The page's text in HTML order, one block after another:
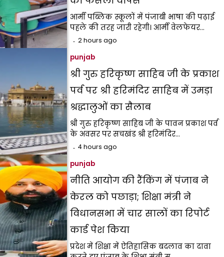
आर्मी पब्लिक स्कूलों में पंजाबी भाषा की पढ़ाई
पहले की तरह जारी रहेगी। आर्मी वेलफेयर…
2 hours ago
punjab
श्री गुरु हरिकृष्ण साहिब जी के प्रकाश
पर्व पर श्री हरिमंदिर साहिब में उमड़ा
श्रद्धालुओं का सैलाब
श्री गुरु हरिकृष्ण साहिब जी के पावन प्रकाश पर्व
के अवसर पर सचखंड श्री हरिमंदिर…
4 hours ago
punjab
नीति आयोग की रैंकिंग में पंजाब ने
केरल को पछाड़ा; शिक्षा मंत्री ने
विधानसभा में चार सालों का रिपोर्ट
कार्ड पेश किया
प्रदेश में शिक्षा में ऐतिहासिक बदलाव का दावा